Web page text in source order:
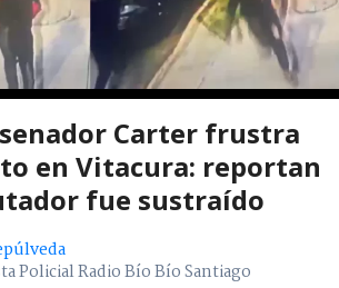
Carter frustra
en Vitacura: reportan
fue sustraído
Policial Radio Bío Bío Santiago